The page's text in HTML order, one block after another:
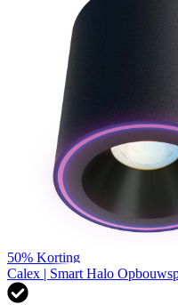
50% Korting
Calex | Smart Halo